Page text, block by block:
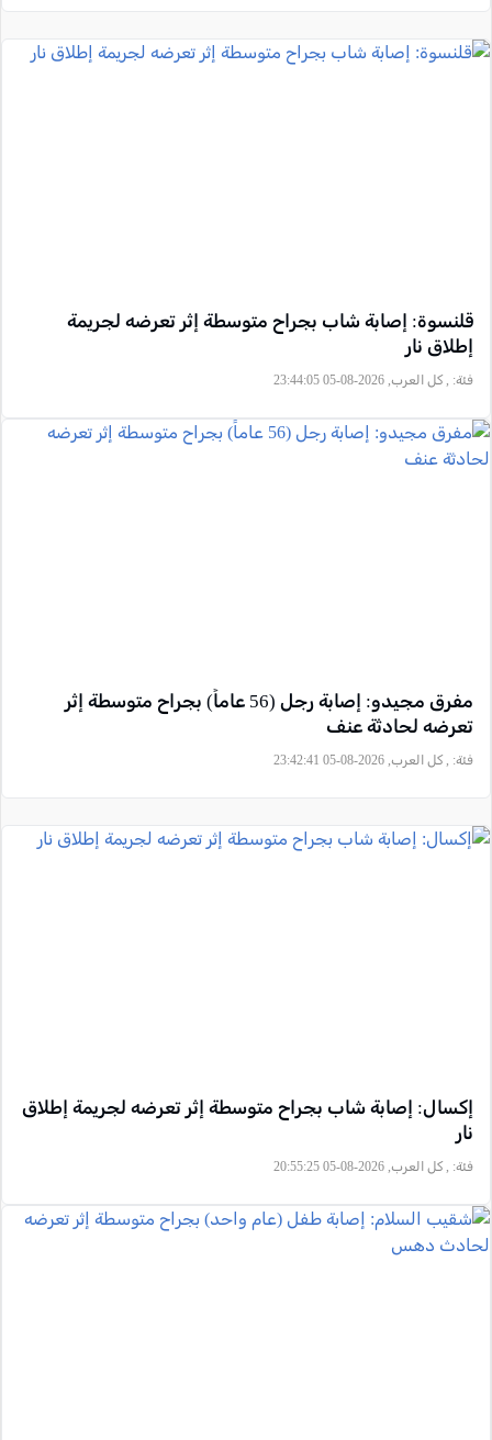
قلنسوة: إصابة شاب بجراح متوسطة إثر تعرضه لجريمة
إطلاق نار
فئة: , كل العرب, 2026-08-05 23:44:05
مفرق مجيدو: إصابة رجل (56 عاماً) بجراح متوسطة إثر
تعرضه لحادثة عنف
فئة: , كل العرب, 2026-08-05 23:42:41
إكسال: إصابة شاب بجراح متوسطة إثر تعرضه لجريمة إطلاق
نار
فئة: , كل العرب, 2026-08-05 20:55:25